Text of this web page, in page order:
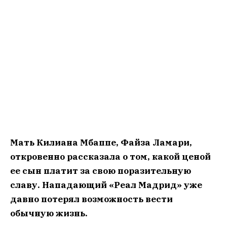
Мать Килиана Мбаппе, Файза Ламари,
откровенно рассказала о том, какой ценой
ее сын платит за свою поразительную
славу. Нападающий «Реал Мадрид» уже
давно потерял возможность вести
обычную жизнь.